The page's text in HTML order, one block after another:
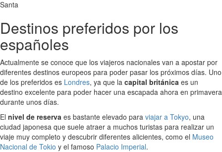
Destinos preferidos por los
españoles
Actualmente se conoce que los viajeros nacionales van a apostar por
diferentes destinos europeos para poder pasar los próximos días. Uno
de los preferidos es Londres, ya que la capital británica es un
destino excelente para poder hacer una escapada ahora en primavera
durante unos días.
El nivel de reserva es bastante elevado para viajar a Tokyo, una
ciudad japonesa que suele atraer a muchos turistas para realizar un
viaje muy completo y descubrir diferentes alicientes, como el Museo
Nacional de Tokio y el famoso Palacio Imperial.